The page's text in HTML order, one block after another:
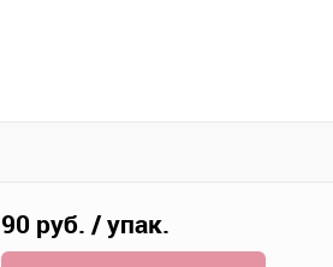
90 руб. / упак.